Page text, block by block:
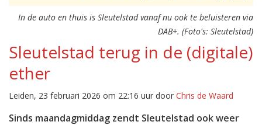
In de auto en thuis is Sleutelstad vanaf nu ook te beluisteren via
DAB+. (Foto's: Sleutelstad)
Sleutelstad terug in de (digitale)
ether
Leiden, 23 februari 2026 om 22:16 uur door Chris de Waard
Sinds maandagmiddag zendt Sleutelstad ook weer